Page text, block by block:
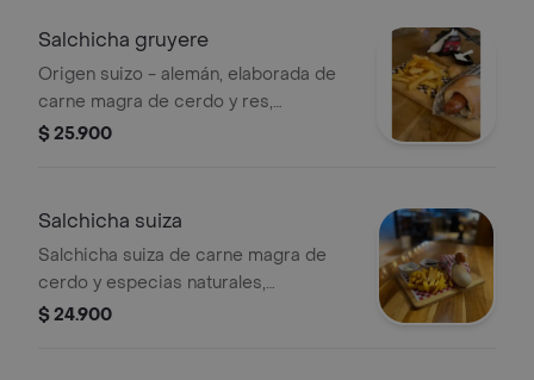
Salchicha gruyere
Origen suizo - alemán, elaborada de
carne magra de cerdo y res,
combinada con queso gruyere
$ 25.900
Salchicha suiza
Salchicha suiza de carne magra de
cerdo y especias naturales,
acompañada de papas fritas.
$ 24.900